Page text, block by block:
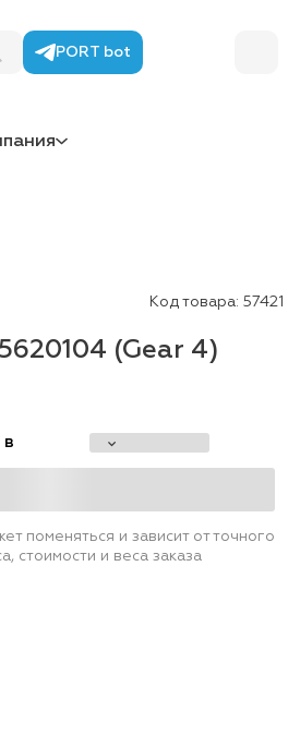
PORT bot
Код товара: 57421
(Gear 4)
в
поменяться и зависит от точного
стоимости и веса заказа